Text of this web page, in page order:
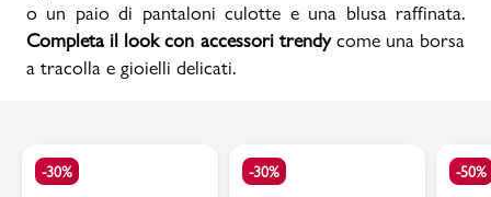
o un paio di pantaloni culotte e una blusa raffinata.
Completa il look con accessori trendycome una borsa
a tracolla e gioielli delicati.
-30% -30% -50%